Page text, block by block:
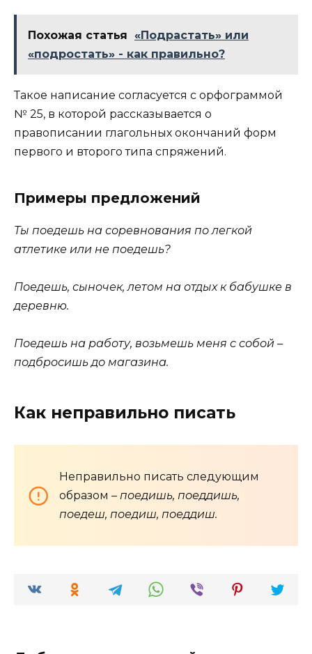
Похожая статья
«Подрастать» или
«подростать» - как правильно?
Такое написание согласуется с орфограммой
№ 25, в которой рассказывается о
правописании глагольных окончаний форм
первого и второго типа спряжений.
Примеры предложений
Ты поедешь на соревнования по легкой
атлетике или не поедешь?
Поедешь, сыночек, летом на отдых к бабушке в
деревню.
Поедешь на работу, возьмешь меня с собой –
подбросишь до магазина.
Как неправильно писать
Неправильно писать следующим
образом – поедишь, поеддишь,
поедеш, поедиш, поеддиш.